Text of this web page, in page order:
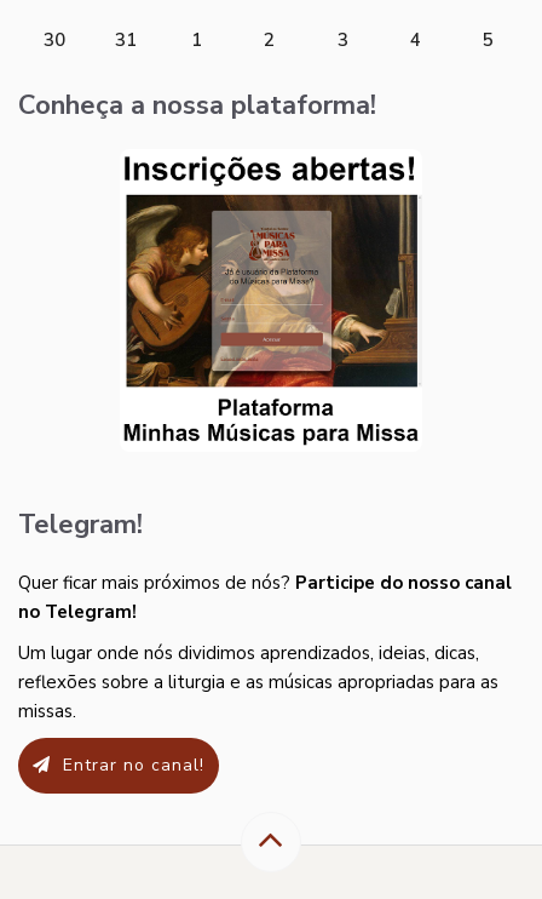
30 31 1 2 3 4 5
Conheça a nossa plataforma!
Telegram!
Quer ficar mais próximos de nós? Participe do nosso canal
no Telegram!
Um lugar onde nós dividimos aprendizados, ideias, dicas,
reflexões sobre a liturgia e as músicas apropriadas para as
missas.
Entrar no canal!